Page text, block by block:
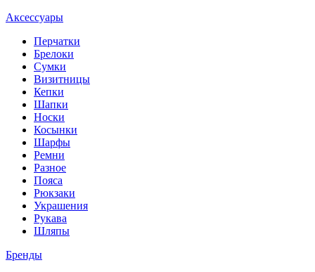
Аксессуары
Перчатки
Брелоки
Сумки
Визитницы
Кепки
Шапки
Носки
Косынки
Шарфы
Ремни
Разное
Пояса
Рюкзаки
Украшения
Рукава
Шляпы
Бренды